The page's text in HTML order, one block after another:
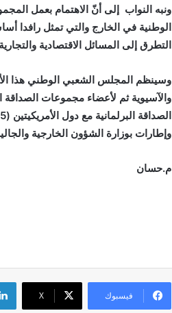
ونبه النواب إلى أنّ الاهتمام بعمل
الوطنية في الخارج والتي تمثل رافدا
التطرق إلى المسائل الاقتصادية
وسينظم المجلس الشعبي الوطني هذا
وإطارات بوزارة الشؤون الخارجية
م.حسان
فيسبوك X